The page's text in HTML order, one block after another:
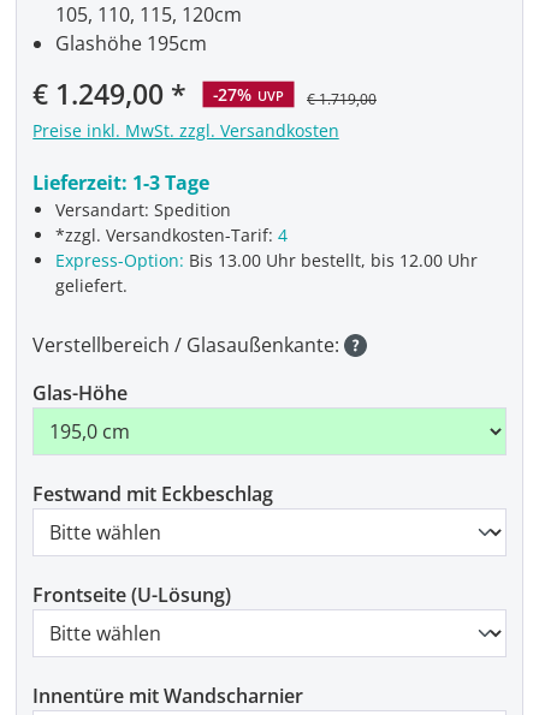
Verkaufspreis:
€ 1.249,00 -27% UVP € 1.719,00
Preise inkl. MwSt. zzgl. Versandkosten
Lieferzeit: 1-3 Tage
Versandart: Spedition
*zzgl. Versandkosten-Tarif:4
Express-Option: Bis 13.00 Uhr bestellt, bis 12.00 Uhr
geliefert.
105, 110, 115, 120cm
Glashöhe 195cm
Verstellbereich / Glasaußenkante:
Glas-Höhe
Festwand mit Eckbeschlag
Frontseite (U-Lösung)
Innentüre mit Wandscharnier